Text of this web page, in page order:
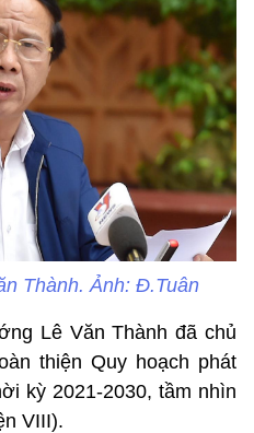
Thành. Ảnh: Đ.Tuân
Lê Văn Thành đã chủ
thiện Quy hoạch phát
kỳ 2021-2030, tầm nhìn
VIII).